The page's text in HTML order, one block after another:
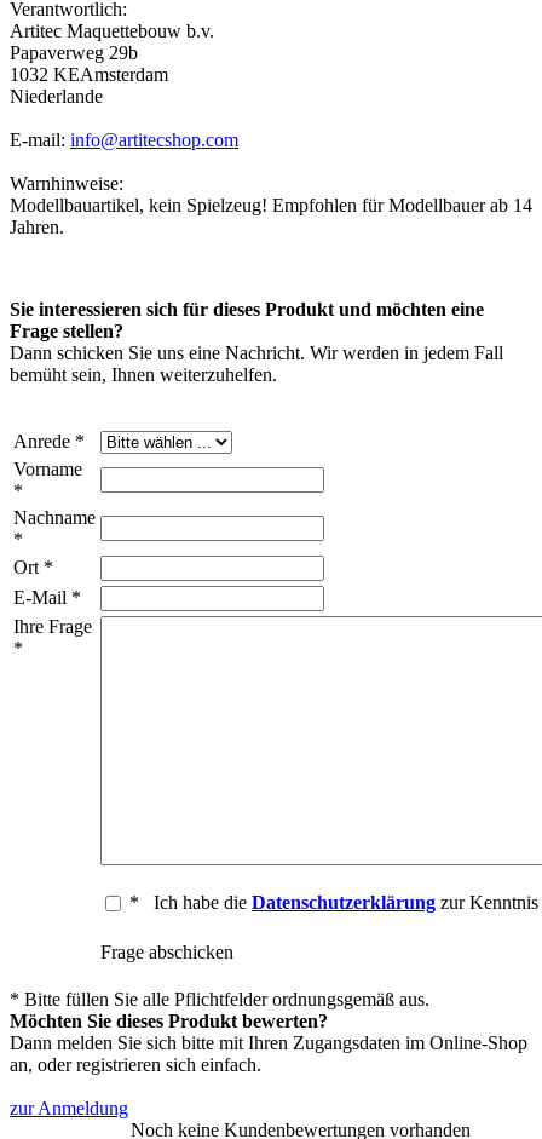
Verantwortlich:
Artitec Maquettebouw b.v.
Papaverweg 29b
1032 KEAmsterdam
Niederlande
E-mail: info@artitecshop.com
Warnhinweise:
Modellbauartikel, kein Spielzeug! Empfohlen für Modellbauer ab 14
Jahren.
Sie interessieren sich für dieses Produkt und möchten eine
Frage stellen?
Dann schicken Sie uns eine Nachricht. Wir werden in jedem Fall
bemüht sein, Ihnen weiterzuhelfen.
Anrede *
Vorname
*
Nachname
*
Ort *
E-Mail *
Ihre Frage
*
* Ich habe die Datenschutzerklärung zur Kenntnis
Frage abschicken
* Bitte füllen Sie alle Pflichtfelder ordnungsgemäß aus.
Möchten Sie dieses Produkt bewerten?
Dann melden Sie sich bitte mit Ihren Zugangsdaten im Online-Shop
an, oder registrieren sich einfach.
zur Anmeldung
Noch keine Kundenbewertungen vorhanden